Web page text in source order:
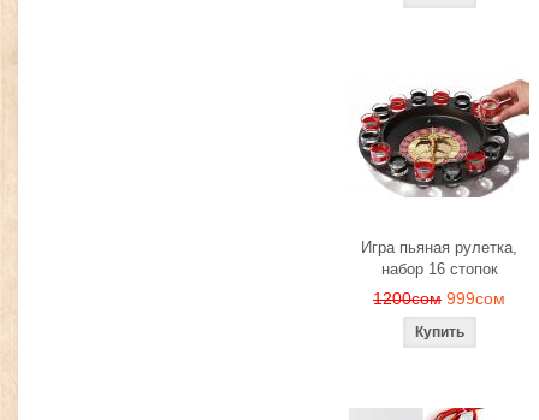
Игра пьяная рулетка,
набор 16 стопок
1200сом 999сом